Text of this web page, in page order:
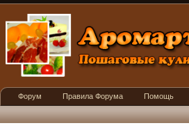
Форум Правила Форума Помощь